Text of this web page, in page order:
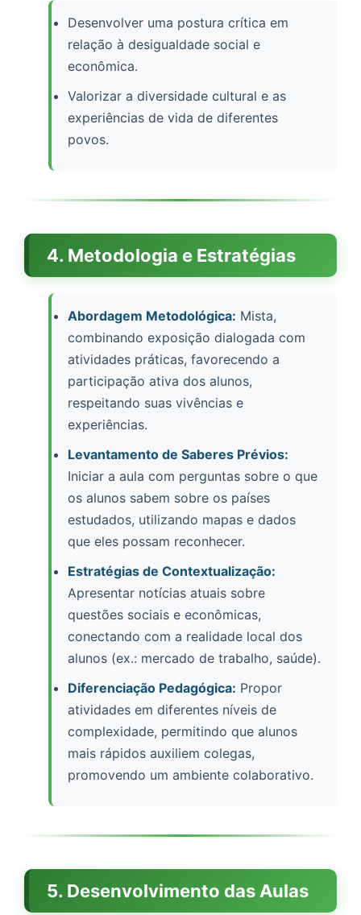
Desenvolver uma postura crítica em
relação à desigualdade social e
econômica.
Valorizar a diversidade cultural e as
experiências de vida de diferentes
povos.
4. Metodologia e Estratégias
Abordagem Metodológica: Mista,
combinando exposição dialogada com
atividades práticas, favorecendo a
participação ativa dos alunos,
respeitando suas vivências e
experiências.
Levantamento de Saberes Prévios:
Iniciar a aula com perguntas sobre o que
os alunos sabem sobre os países
estudados, utilizando mapas e dados
que eles possam reconhecer.
Estratégias de Contextualização:
Apresentar notícias atuais sobre
questões sociais e econômicas,
conectando com a realidade local dos
alunos (ex.: mercado de trabalho, saúde).
Diferenciação Pedagógica: Propor
atividades em diferentes níveis de
complexidade, permitindo que alunos
mais rápidos auxiliem colegas,
promovendo um ambiente colaborativo.
5. Desenvolvimento das Aulas